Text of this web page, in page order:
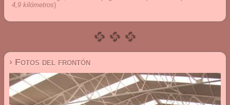
4,9 kilómetros)
› Fotos del frontón